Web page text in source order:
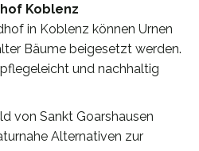
Koblenz
in Koblenz können Urnen
Bäume beigesetzt werden.
und nachhaltig
von Sankt Goarshausen
Alternativen zur